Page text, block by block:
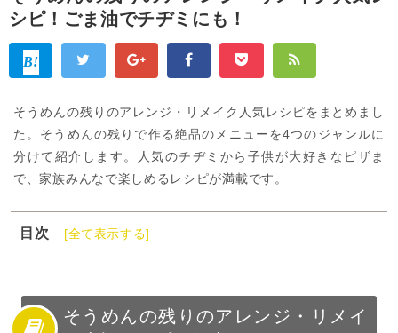
シピ！ごま油でチヂミにも！
そうめんの残りのアレンジ・リメイク人気レシピをまとめまし
た。そうめんの残りで作る絶品のメニューを4つのジャンルに
分けて紹介します。人気のチヂミから子供が大好きなピザま
で、家族みんなで楽しめるレシピが満載です。
目次
[全て表示する]
1
そうめんの残りのアレンジ・リメイク人気レシピを紹
2
そうめんの残りアレンジ・リメイクレシピ【和風】
そうめんの残りのアレンジ・リメイ